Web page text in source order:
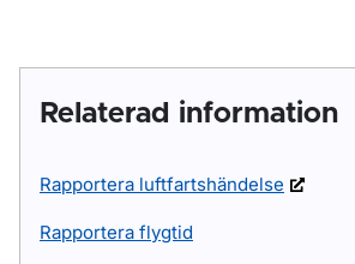
Relaterad information
Rapportera luftfartshändelse
Rapportera flygtid